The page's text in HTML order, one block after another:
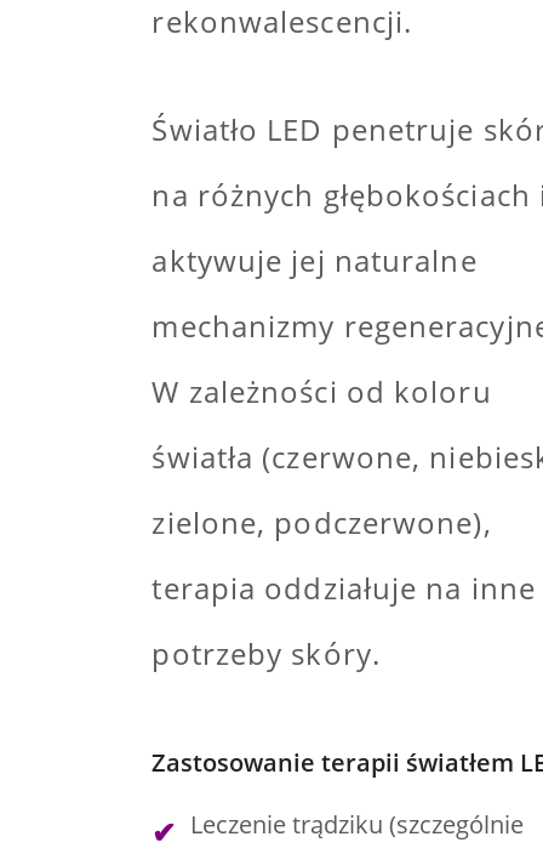
rekonwalescencji.
Światło LED penetruje
na różnych głębokościach
aktywuje jej naturalne
mechanizmy
W zależności od koloru
światła (czerwone,
zielone, podczerwone),
terapia oddziałuje na inne
potrzeby skóry.
Zastosowanie terapii światłem
Leczenie trądziku (szczególnie